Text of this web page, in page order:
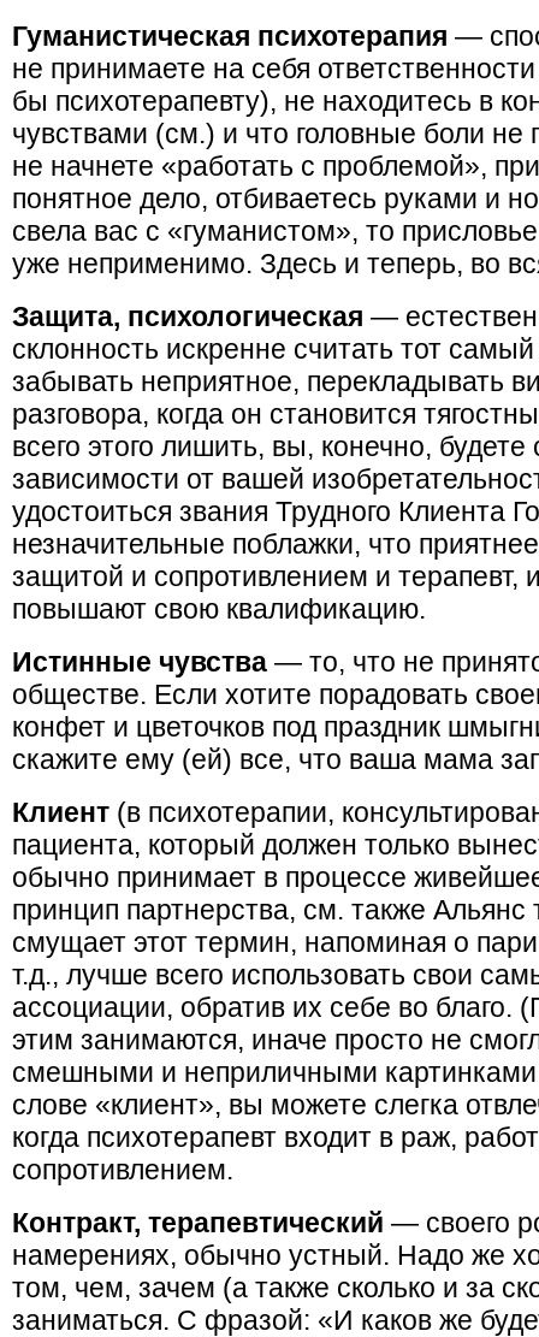
Гуманистическая психотерапия —
не принимаете на себя
бы психотерапевту), не находитесь в
чувствами (см.) и что головные боли не
не начнете «работать с проблемой»,
понятное дело, отбиваетесь руками и
свела вас с «гуманистом», то
уже неприменимо. Здесь и теперь, во
Защита, психологическая —
склонность искренне считать тот
забывать неприятное, перекладывать
разговора, когда он становится
всего этого лишить, вы, конечно, будете
зависимости от вашей
удостоиться звания Трудного Клиента
незначительные поблажки, что
защитой и сопротивлением и терапевт,
повышают свою квалификацию.
Истинные чувства — то, что не
обществе. Если хотите порадовать
конфет и цветочков под праздник
скажите ему (ей) все, что ваша мама
Клиент (в психотерапии,
пациента, который должен только
обычно принимает в процессе
принцип партнерства, см. также Альянс
смущает этот термин, напоминая о
т.д., лучше всего использовать свои
ассоциации, обратив их себе во благо.
этим занимаются, иначе просто не
смешными и неприличными
слове «клиент», вы можете слегка
когда психотерапевт входит в раж,
сопротивлением.
Контракт, терапевтический — своего
намерениях, обычно устный. Надо же
том, чем, зачем (а также сколько и за
заниматься. С фразой: «И каков же